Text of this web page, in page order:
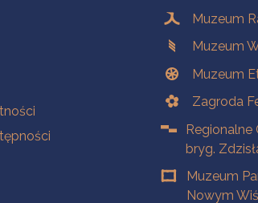
Muzeum
Muzeum
Muzeum
Zagroda
Regionalne
bryg.
Muzeum
Nowym